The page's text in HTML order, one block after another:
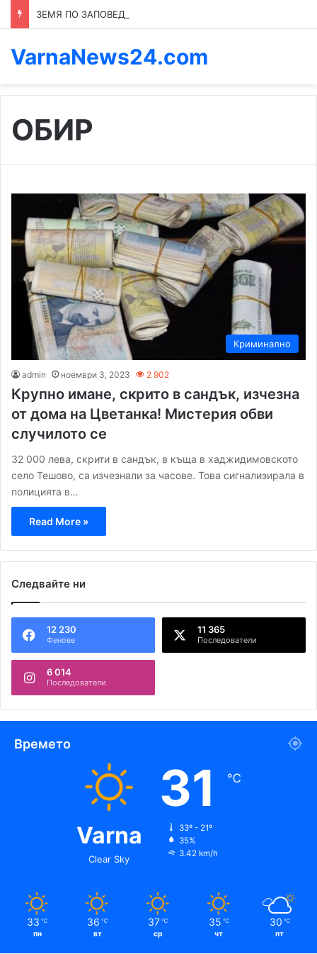
VarnaNews24.com
ОБИР
Криминално
admin ноември 3, 2023 2 902
Крупно имане, скрито в сандък, изчезна
от дома на Цветанка! Мистерия обви
случилото се
32 000 лева, скрити в сандък, в къща в хаджидимовското
село Тешово, са изчезнали за часове. Това сигнализирала в
полицията в…
Read More »
Следвайте ни
12 230
Фенове
11 365
Последователи
6 014
Последователи
Времето
Varna
Clear Sky
31 ℃
33º - 21º
35%
3.42 km/h
33 ℃
пн
36 ℃
вт
37 ℃
ср
35 ℃
чт
30 ℃
пт